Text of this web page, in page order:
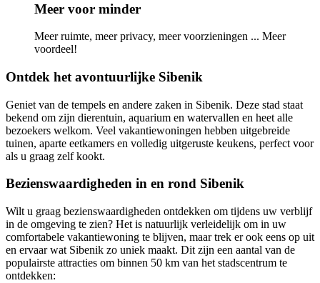
Meer voor minder
Meer ruimte, meer privacy, meer voorzieningen ... Meer
voordeel!
Ontdek het avontuurlijke Sibenik
Geniet van de tempels en andere zaken in Sibenik. Deze stad staat
bekend om zijn dierentuin, aquarium en watervallen en heet alle
bezoekers welkom. Veel vakantiewoningen hebben uitgebreide
tuinen, aparte eetkamers en volledig uitgeruste keukens, perfect voor
als u graag zelf kookt.
Bezienswaardigheden in en rond Sibenik
Wilt u graag bezienswaardigheden ontdekken om tijdens uw verblijf
in de omgeving te zien? Het is natuurlijk verleidelijk om in uw
comfortabele vakantiewoning te blijven, maar trek er ook eens op uit
en ervaar wat Sibenik zo uniek maakt. Dit zijn een aantal van de
populairste attracties om binnen 50 km van het stadscentrum te
ontdekken: